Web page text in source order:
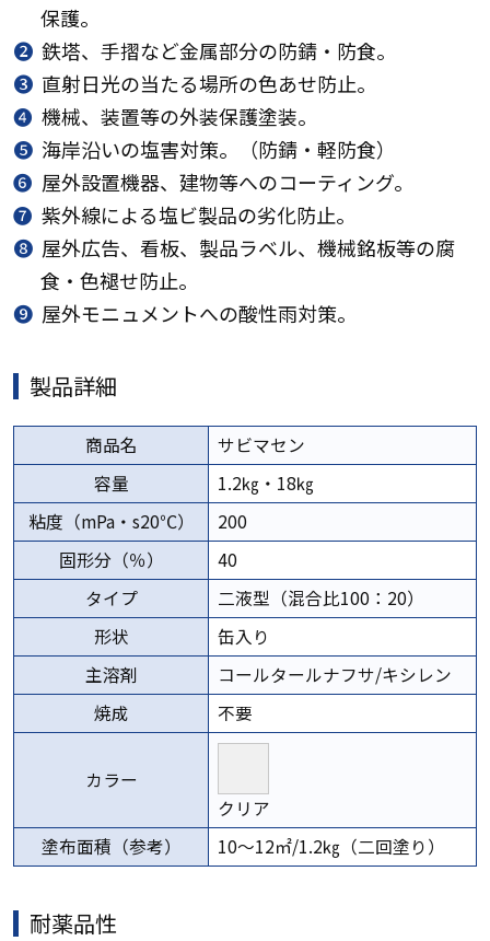
保護。
❷ 鉄塔、手摺など金属部分の防錆・防食。
❸ 直射日光の当たる場所の色あせ防止。
❹ 機械、装置等の外装保護塗装。
➎ 海岸沿いの塩害対策。（防錆・軽防食）
❻ 屋外設置機器、建物等へのコーティング。
➐ 紫外線による塩ビ製品の劣化防止。
➑ 屋外広告、看板、製品ラベル、機械銘板等の腐
食・色褪せ防止。
➒ 屋外モニュメントへの酸性雨対策。
製品詳細
商品名
サビマセン
容量
1.2㎏・18㎏
粘度（mPa・s20℃）
200
固形分（％）
40
タイプ
二液型（混合比100：20）
形状
缶入り
主溶剤
コールタールナフサ/キシレン
焼成
不要
カラー
クリア
塗布面積（参考）
10～12㎡/1.2㎏（二回塗り）
耐薬品性